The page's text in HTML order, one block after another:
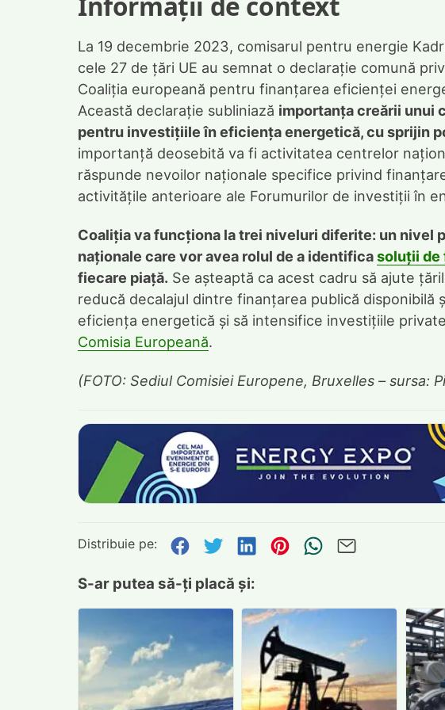
La 19 decembrie 2023, comisarul pentru energie
cele 27 de țări UE au semnat o declarație comună
Coaliția europeană pentru finanțarea eficienței
Această declarație subliniază importanța creării unui
pentru investițiile în eficiența energetică, cu sprijin
importanță deosebită va fi activitatea centrelor
răspunde nevoilor naționale specifice privind
activitățile anterioare ale Forumurilor de investiții în
Coaliția va funcționa la trei niveluri diferite: un nivel
naționale care vor avea rolul de a identificasoluții de
fiecare piață. Se așteaptă ca acest cadru să ajute
reducă decalajul dintre finanțarea publică
eficiența energetică și să intensifice investițiile
Comisia Europeană.
(FOTO: Sediul Comisiei Europene, Bruxelles – sursa:
Distribuie pe: Distribuie pe Facebook
Distribuie pe Twitter
Distribuie pe LinkedIn
Distribuie pe
Trimite prin
S-ar putea să-ți placă și: